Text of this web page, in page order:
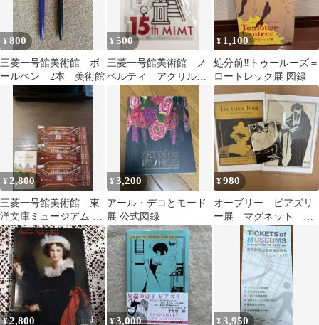
¥800
三菱一号館美術館 ボ
ールペン 2本 美術館
¥500
三菱一号館美術館 ノ
ベルティ アクリルキ
ーホルダー
¥ 1,100
処分前‼️トゥールーズ＝
ロートレック展 図録
¥ 2,800
三菱一号館美術館 東
洋文庫ミュージアム 無
料ご招待券 セット
¥3,200
アール・デコとモード
展 公式図録
¥980
オーブリー ビアズリ
ー展 マグネット ポ
ストカード2枚セット
¥2,800 ¥3,000 ¥3,950